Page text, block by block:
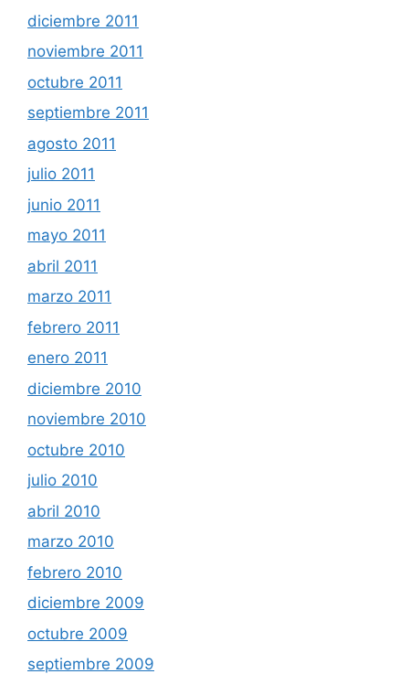
diciembre 2011
noviembre 2011
octubre 2011
septiembre 2011
agosto 2011
julio 2011
junio 2011
mayo 2011
abril 2011
marzo 2011
febrero 2011
enero 2011
diciembre 2010
noviembre 2010
octubre 2010
julio 2010
abril 2010
marzo 2010
febrero 2010
diciembre 2009
octubre 2009
septiembre 2009